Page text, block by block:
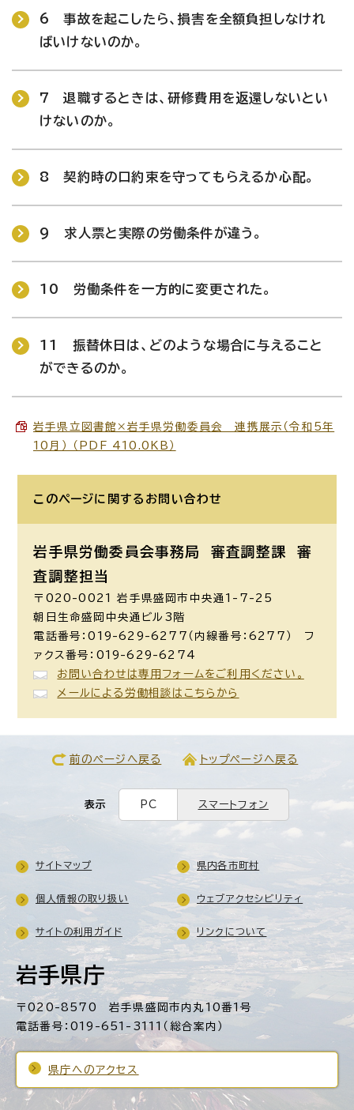
6 事故を起こしたら、損害を全額負担しなけれ
ばいけないのか。
7 退職するときは、研修費用を返還しないとい
けないのか。
8 契約時の口約束を守ってもらえるか心配。
9 求人票と実際の労働条件が違う。
10 労働条件を一方的に変更された。
11 振替休日は、どのような場合に与えること
ができるのか。
岩手県立図書館×岩手県労働委員会 連携展示（令和5年
10月） （PDF 410.0KB）
このページに関する お問い合わせ
岩手県労働委員会事務局 審査調整課
審
査調整担当
〒020-0021 岩手県盛岡市中央通1-7-25
朝日生命盛岡中央通ビル3階
電話番号：019-629-6277（内線番号：6277） フ
ァクス番号：019-629-6274
お問い合わせは専用フォームをご利用ください。
メールによる労働相談はこちらから
前のページへ戻る トップページへ戻る
表示 PC スマートフォン
岩手県庁
〒020-8570 岩手県盛岡市内丸10番1号
電話番号：019-651-3111（総合案内）
県庁へのアクセス
サイトマップ 県内各市町村
個人情報の取り扱い ウェブアクセシビリティ
サイトの利用ガイド リンクについて